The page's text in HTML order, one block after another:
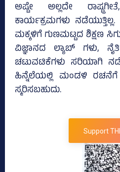
ಅಷ್ಟೇ ಅಲ್ಲದೇ
ಕಾರ್ಯಕ್ರಮಗಳು‌
ಮಕ್ಕಳಿಗೆ ಗುಣಮಟ್ಟದ ಶಿಕ್ಷಣ
ವಿಜ್ಞಾನದ ಲ್ಯಾಬ್ ಗಳು,
ಚಟುವಟಿಕೆಗಳು ಸರಿಯಾಗಿ
ಹಿನ್ನೆಲೆಯಲ್ಲಿ ಮಂಡಳಿ ರಚನೆಗೆ
ಸ್ಮರಿಸಬಹುದು.
Support